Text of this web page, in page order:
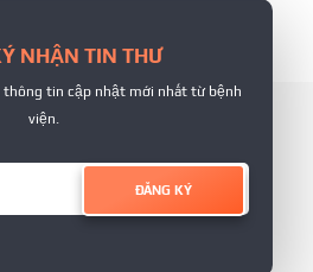
NHẬN TIN THƯ
thông tin cập nhật mới nhất từ bệnh
viện.
ĐĂNG KÝ